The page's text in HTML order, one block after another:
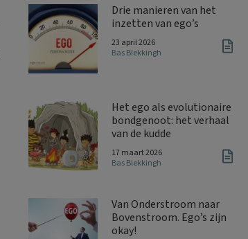
Drie manieren van het
inzetten van ego’s
23 april 2026
Bas Blekkingh
Het ego als evolutionaire
bondgenoot: het verhaal
van de kudde
17 maart 2026
Bas Blekkingh
Van Onderstroom naar
Bovenstroom. Ego’s zijn
okay!